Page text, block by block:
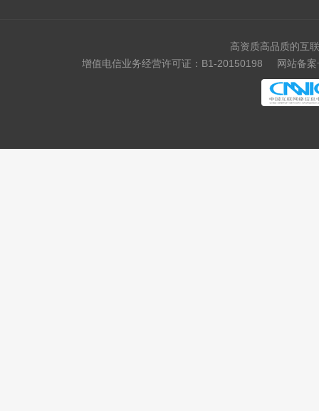
高资质高品质的互
增值电信业务经营许可证：B1-20150198
网站备